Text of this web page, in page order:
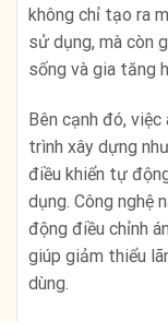
không chỉ tạo ra
sử dụng, mà còn
sống và gia tăng
Bên cạnh đó,
trình xây dựng
điều khiển tự
dụng. Công nghệ
động điều chỉnh
giúp giảm thiểu
dùng.